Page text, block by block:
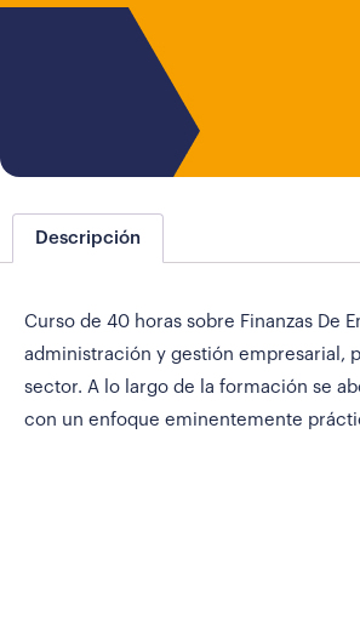
Descripción
Curso de 40 horas sobre Finanzas De
administración y gestión empresarial,
sector. A lo largo de la formación se
con un enfoque eminentemente